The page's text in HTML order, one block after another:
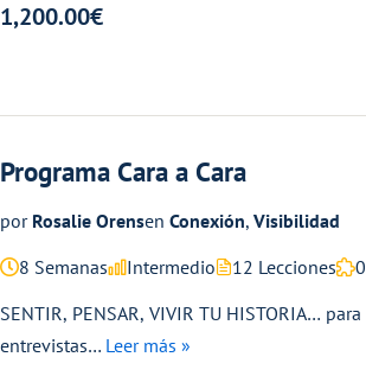
1,200.00€
Programa Cara a Cara
por Rosalie Orensen Conexión,Visibilidad
8 Semanas
Intermedio 12 Lecciones
SENTIR, PENSAR, VIVIR TU HISTORIA…
entrevistas… Leer más »